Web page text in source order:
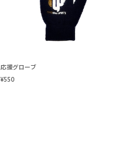
応援グローブ
¥550